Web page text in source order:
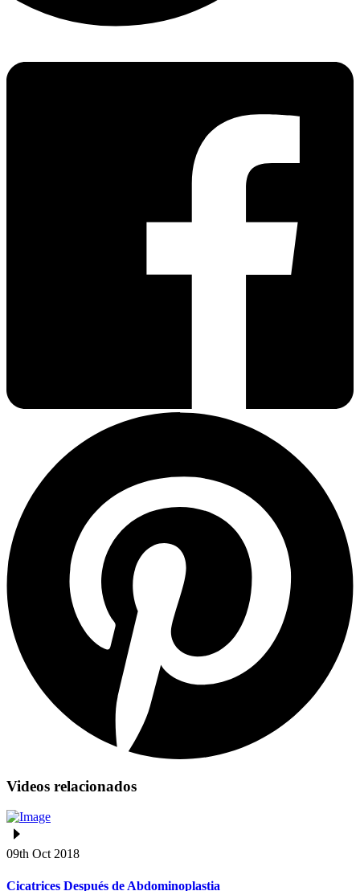
Videos relacionados
09th Oct 2018
Cicatrices Después de Abdominoplastia